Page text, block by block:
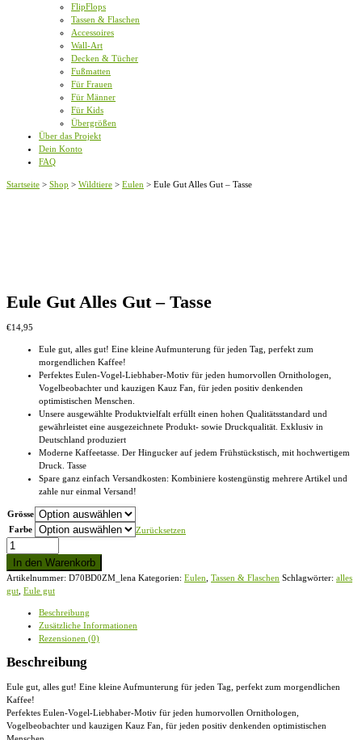
FlipFlops
Tassen & Flaschen
Accessoires
Wall-Art
Decken & Tücher
Fußmatten
Für Frauen
Für Männer
Für Kids
Übergrößen
Über das Projekt
Dein Konto
FAQ
Startseite > Shop > Wildtiere > Eulen > Eule Gut Alles Gut – Tasse
Eule Gut Alles Gut – Tasse
€14,95
Eule gut, alles gut! Eine kleine Aufmunterung für jeden Tag, perfekt zum
morgendlichen Kaffee!
Perfektes Eulen-Vogel-Liebhaber-Motiv für jeden humorvollen Ornithologen,
Vogelbeobachter und kauzigen Kauz Fan, für jeden positiv denkenden
optimistischen Menschen.
Unsere ausgewählte Produktvielfalt erfüllt einen hohen Qualitätsstandard und
gewährleistet eine ausgezeichnete Produkt- sowie Druckqualität. Exklusiv in
Deutschland produziert
Moderne Kaffeetasse. Der Hingucker auf jedem Frühstückstisch, mit hochwertigem
Druck. Tasse
Spare ganz einfach Versandkosten: Kombiniere kostengünstig mehrere Artikel und
zahle nur einmal Versand!
Grösse
Farbe
Zurücksetzen
Eule
Gut
Alles
Gut
-
In den Warenkorb
Artikelnummer: D70BD0ZM_lena Kategorien: Eulen Tassen & Flaschen Schlagwörter: alles
gut Eule gut
Beschreibung
Zusätzliche Informationen
Rezensionen (0)
Beschreibung
Eule gut, alles gut! Eine kleine Aufmunterung für jeden Tag, perfekt zum morgendlichen
Kaffee!
Perfektes Eulen-Vogel-Liebhaber-Motiv für jeden humorvollen Ornithologen,
Vogelbeobachter und kauzigen Kauz Fan, für jeden positiv denkenden optimistischen